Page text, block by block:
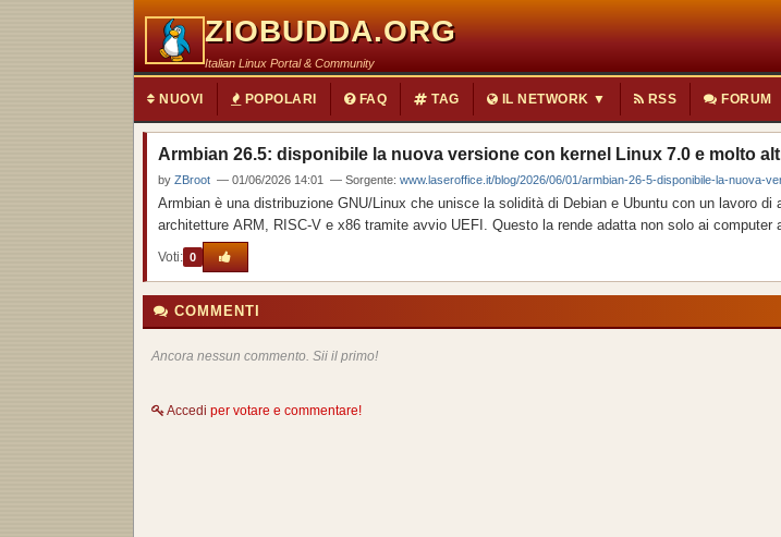
ZIOBUDDA.ORG
Italian Linux Portal & Community
NUOVI POPOLARI FAQ TAG IL NETWORK ▼ RSS FORUM
Armbian 26.5: disponibile la nuova versione con kernel Linux 7.0 e molto
by ZBroot — 01/06/2026 14:01 — Sorgente: www.laseroffice.it/blog/2026/06/01/armbian-26-5-disponibile-la-nuova-
Armbian è una distribuzione GNU/Linux che unisce la solidità di Debian e Ubuntu con un lavoro
architetture ARM, RISC‑V e x86 tramite avvio UEFI. Questo la rende adatta non solo ai computer
Voti: 0
COMMENTI
Ancora nessun commento. Sii il primo!
Accedi per votare e commentare!